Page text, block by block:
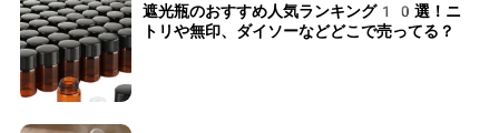
遮光瓶のおすすめ人気ランキング10選！ニ
トリや無印、ダイソーなどどこで売ってる？